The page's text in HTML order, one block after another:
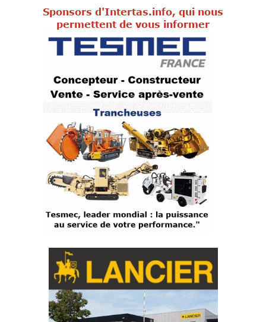
Sponsors d'Intertas.info, qui nous
permettent de vous informer